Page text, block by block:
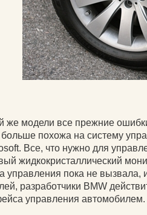
же модели все прежние
больше похожа на систему
Все, что нужно для
жидкокристаллический
управления пока не
разработчики BMW
управления автомобилем.